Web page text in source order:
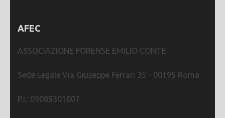
AFEC
ASSOCIAZIONE FORENSE EMILIO CONTE
Sede Legale Via Giuseppe Ferrari 35 - 00195 Roma
P.I.: 09089301007